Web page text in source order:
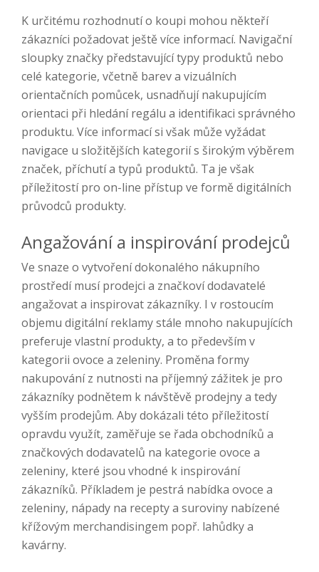
K určitému rozhodnutí o koupi mohou někteří
zákazníci požadovat ještě více informací. Navigační
sloupky značky představující typy produktů nebo
celé kategorie, včetně barev a vizuálních
orientačních pomůcek, usnadňují nakupujícím
orientaci při hledání regálu a identifikaci správného
produktu. Více informací si však může vyžádat
navigace u složitějších kategorií s širokým výběrem
značek, příchutí a typů produktů. Ta je však
příležitostí pro on-line přístup ve formě digitálních
průvodců produkty.
Angažování a inspirování prodejců
Ve snaze o vytvoření dokonalého nákupního
prostředí musí prodejci a značkoví dodavatelé
angažovat a inspirovat zákazníky. I v rostoucím
objemu digitální reklamy stále mnoho nakupujících
preferuje vlastní produkty, a to především v
kategorii ovoce a zeleniny. Proměna formy
nakupování z nutnosti na příjemný zážitek je pro
zákazníky podnětem k návštěvě prodejny a tedy
vyšším prodejům. Aby dokázali této příležitostí
opravdu využít, zaměřuje se řada obchodníků a
značkových dodavatelů na kategorie ovoce a
zeleniny, které jsou vhodné k inspirování
zákazníků. Příkladem je pestrá nabídka ovoce a
zeleniny, nápady na recepty a suroviny nabízené
křížovým merchandisingem popř. lahůdky a
kavárny.